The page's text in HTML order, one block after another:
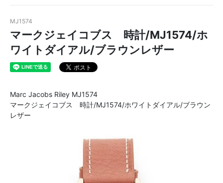
MJ1574
マークジェイコブス 時計/MJ1574/ホ
ワイトダイアル/ブラウンレザー
Marc Jacobs Riley MJ1574
マークジェイコブス 時計/MJ1574/ホワイトダイアル/ブラウン
レザー